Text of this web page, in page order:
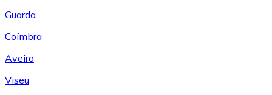
Guarda
Coímbra
Aveiro
Viseu